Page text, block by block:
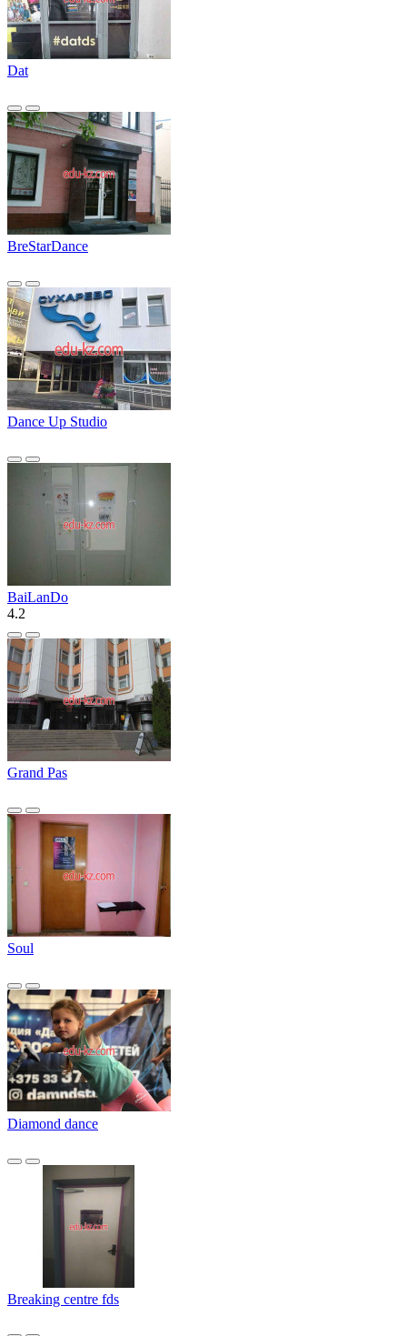
Dat
BreStarDance
Dance Up Studio
BaiLanDo
4.2
Grand Pas
Soul
Diamond dance
Breaking centre fds